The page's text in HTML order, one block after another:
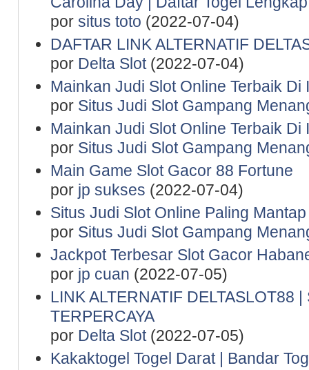
por situs toto (2022-07-04)
DAFTAR LINK ALTERNATIF
por Delta Slot(2022-07-04)
Mainkan Judi Slot Online Terbaik Di
por Situs Judi Slot Gampang
Mainkan Judi Slot Online Terbaik Di
por Situs Judi Slot Gampang
Main Game Slot Gacor 88 Fortune
por jp sukses (2022-07-04)
Situs Judi Slot Online Paling
por Situs Judi Slot Gampang
Jackpot Terbesar Slot Gacor
por jp cuan (2022-07-05)
LINK ALTERNATIF DELTASLOT88
TERPERCAYA
por Delta Slot(2022-07-05)
Kakaktogel Togel Darat | Bandar